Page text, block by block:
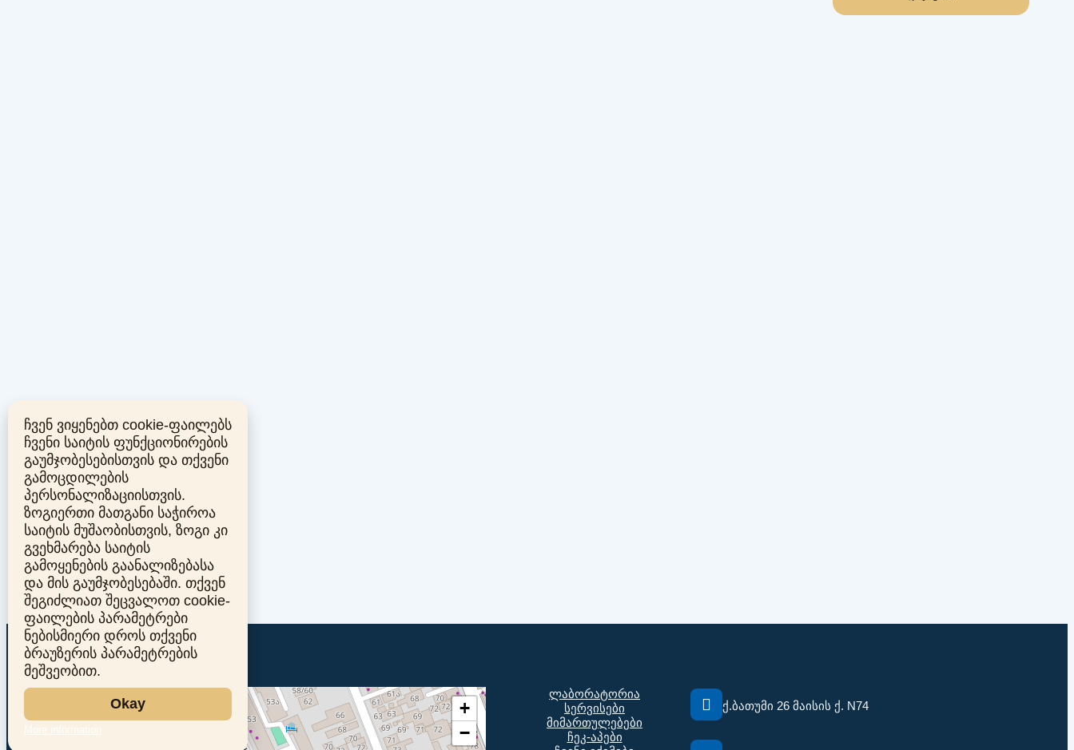
+
−
ლაბორატორია
სერვისები
მიმართულებები
ჩეკ-აპები
ქ.ბათუმი 26 მაისის ქ. N74
ჩვენ ვიყენებთ cookie-ფაილებს
ჩვენი საიტის ფუნქციონირების
გაუმჯობესებისთვის და თქვენი
გამოცდილების
პერსონალიზაციისთვის.
ზოგიერთი მათგანი საჭიროა
საიტის მუშაობისთვის, ზოგი კი
გვეხმარება საიტის
გამოყენების გაანალიზებასა
და მის გაუმჯობესებაში. თქვენ
შეგიძლიათ შეცვალოთ cookie-
ფაილების პარამეტრები
ნებისმიერი დროს თქვენი
ბრაუზერის პარამეტრების
მეშვეობით.
Okay
More information